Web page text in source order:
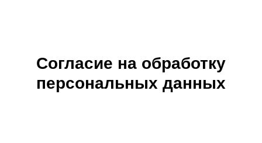
Согласие на обработку
персональных данных